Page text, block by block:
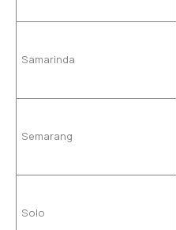
Samarinda
Semarang
Solo